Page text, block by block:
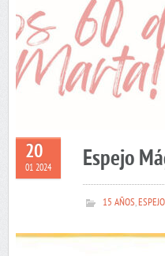
20
01 2024 Espejo
15 AÑOS,